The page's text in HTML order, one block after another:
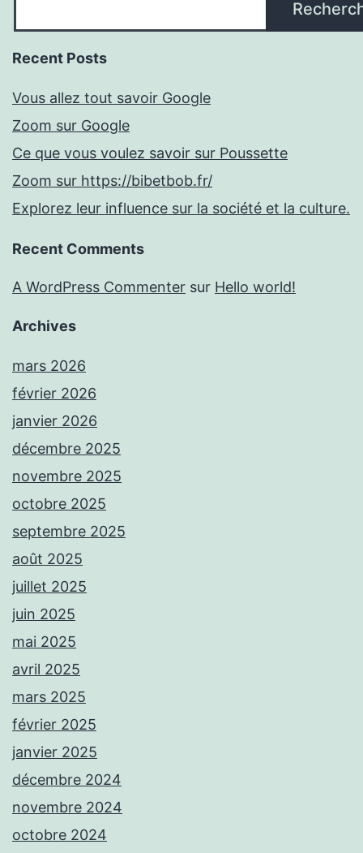
Recent Posts
Vous allez tout savoir Google
Zoom sur Google
Ce que vous voulez savoir sur Poussette
Zoom sur https://bibetbob.fr/
Explorez leur influence sur la société et la culture.
Recent Comments
A WordPress Commenter sur Hello world!
Archives
mars 2026
février 2026
janvier 2026
décembre 2025
novembre 2025
octobre 2025
septembre 2025
août 2025
juillet 2025
juin 2025
mai 2025
avril 2025
mars 2025
février 2025
janvier 2025
décembre 2024
novembre 2024
octobre 2024